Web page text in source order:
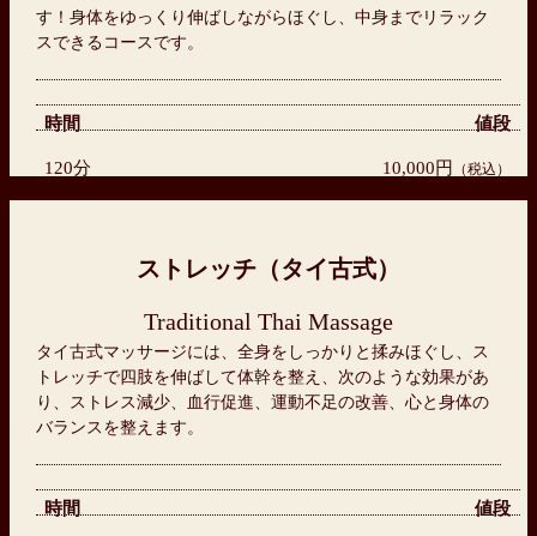
す！身体をゆっくり伸ばしながらほぐし、中身までリラック
スできるコースです。
時間 値段
120分 10,000円 （税込）
ストレッチ（タイ古式）
Traditional Thai Massage
タイ古式マッサージには、全身をしっかりと揉みほぐし、ス
トレッチで四肢を伸ばして体幹を整え、次のような効果があ
り、ストレス減少、血行促進、運動不足の改善、心と身体の
バランスを整えます。
時間 値段